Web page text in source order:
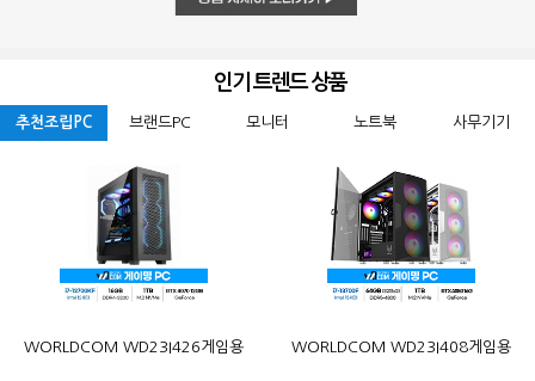
인기 트렌드 상품
추천조립PC 브랜드PC 모니터 노트북 사무기기
WORLDCOM WD23I426게임용 WORLDCOM WD23I408게임용
N100 Win10Pro (4GB, M.2
N10C6L2M Fanless Wi-Fi 6E Win11
MSI G27CQ4 E2 게이밍 170
WQHD HDR 무결점
한성컴퓨터 TFG32Q07P IPS QHD
리얼 75
포유디지탈 iMUZ 컨버터 탭 14 PRO
(스탠드 포함, SSD 256GB)
삼성전자 2017 노트북9 Always
NT900X3N-K517S (기본)
삼성전자 SL-C513W (기본토너) Epson 정품 무한 L6290 (무한잉크)